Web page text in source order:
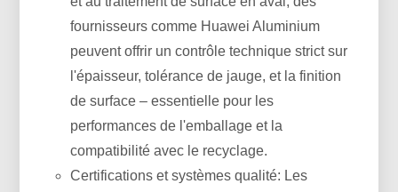
fournisseurs comme Huawei Aluminium
peuvent offrir un contrôle technique strict sur
l'épaisseur, tolérance de jauge, et la finition
de surface – essentielle pour les
performances de l'emballage et la
compatibilité avec le recyclage.
Certifications et systèmes qualité: Les